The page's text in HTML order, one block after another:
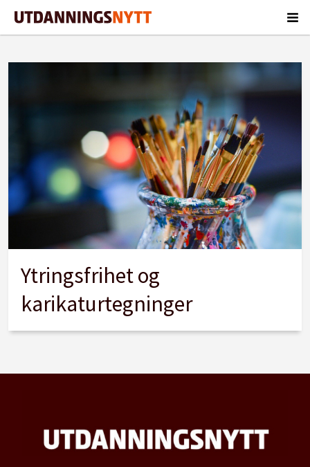
Tag:
magne
kippersund
Ytringsfrihet og
karikaturtegninger